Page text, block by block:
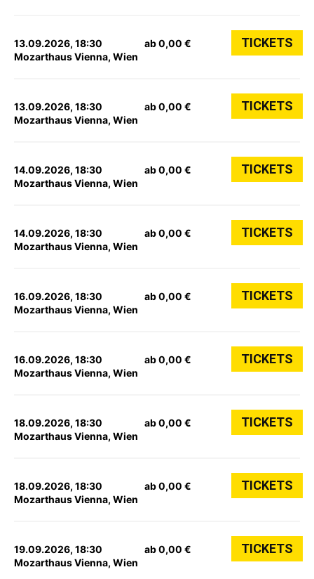
13.09.2026, 18:30
Mozarthaus Vienna, Wien
ab 0,00 € TICKETS
13.09.2026, 18:30
Mozarthaus Vienna, Wien
ab 0,00 € TICKETS
14.09.2026, 18:30
Mozarthaus Vienna, Wien
ab 0,00 € TICKETS
14.09.2026, 18:30
Mozarthaus Vienna, Wien
ab 0,00 € TICKETS
16.09.2026, 18:30
Mozarthaus Vienna, Wien
ab 0,00 € TICKETS
16.09.2026, 18:30
Mozarthaus Vienna, Wien
ab 0,00 € TICKETS
18.09.2026, 18:30
Mozarthaus Vienna, Wien
ab 0,00 € TICKETS
18.09.2026, 18:30
Mozarthaus Vienna, Wien
ab 0,00 € TICKETS
19.09.2026, 18:30
Mozarthaus Vienna, Wien
ab 0,00 € TICKETS